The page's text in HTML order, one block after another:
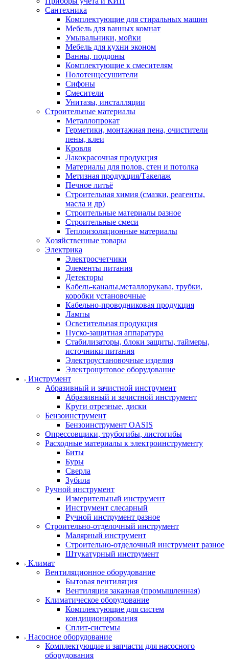
Сантехника
Комплектующие для стиральных машин
Мебель для ванных комнат
Умывальники, мойки
Мебель для кухни эконом
Ванны, поддоны
Комплектующие к смесителям
Полотенцесушители
Сифоны
Смесители
Унитазы, инсталляции
Строительные материалы
Металлопрокат
Герметики, монтажная пена, очистители
пены, клеи
Кровля
Лакокрасочная продукция
Материалы для полов, стен и потолка
Метизная продукция/Такелаж
Печное литьё
Строительная химия (смазки, реагенты,
масла и др)
Строительные материалы разное
Строительные смеси
Теплоизоляционные материалы
Хозяйственные товары
Электрика
Электросчетчики
Элементы питания
Детекторы
Кабель-каналы,металлорукава, трубки,
коробки установочные
Кабельно-проводниковая продукция
Лампы
Осветительная продукция
Пуско-защитная аппаратура
Стабилизаторы, блоки защиты, таймеры,
источники питания
Электроустановочные изделия
Электрощитовое оборудование
Инструмент
Абразивный и зачистной инструмент
Абразивный и зачистной инструмент
Круги отрезные, диски
Бензоинструмент
Бензоинструмент OASIS
Опрессовщики, трубогибы, листогибы
Расходные материалы к электроинструменту
Биты
Буры
Сверла
Зубила
Ручной инструмент
Измерительный инструмент
Инструмент слесарный
Ручной инструмент разное
Строительно-отделочный инструмент
Малярный инструмент
Строительно-отделочный инструмент разное
Штукатурный инструмент
Климат
Вентиляционное оборудование
Бытовая вентиляция
Вентиляция заказная (промышленная)
Климатическое оборудование
Комплектующие для систем
кондиционирования
Сплит-системы
Насосное оборудование
Комплектующие и запчасти для насосного
оборудования